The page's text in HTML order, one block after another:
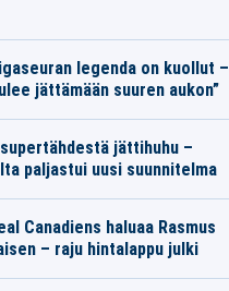
legenda on kuollut –
jättämään suuren aukon”
supertähdestä jättihuhu –
paljastui uusi suunnitelma
Canadiens haluaa Rasmus
– raju hintalappu julki